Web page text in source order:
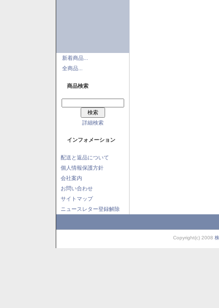
新着商品...
全商品...
商品検索
詳細検索
インフォメーション
配送と返品について
個人情報保護方針
会社案内
お問い合わせ
サイトマップ
ニュースレター登録解除
Copyright(c) 2008